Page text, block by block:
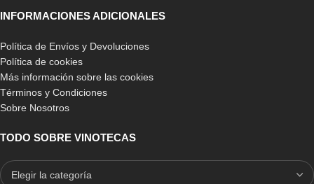
INFORMACIONES ADICIONALES
Política de Envíos y Devoluciones
Política de cookies
Más información sobre las cookies
Términos y Condiciones
Sobre Nosotros
TODO SOBRE VINOTECAS